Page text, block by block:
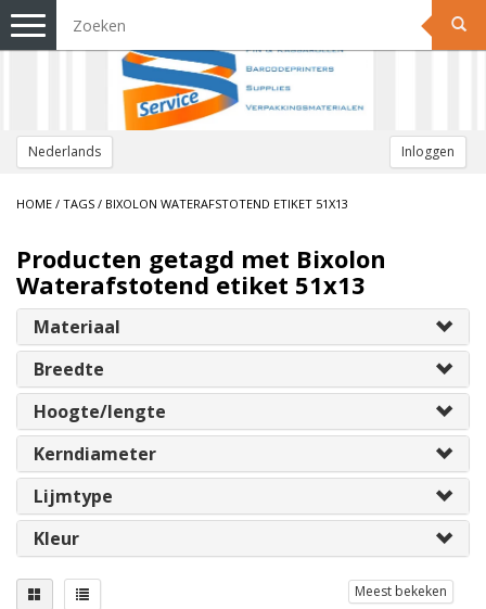
Nederlands Inloggen
Toggle
navigation
HOME / TAGS / BIXOLON WATERAFSTOTEND ETIKET 51X13
Producten getagd met Bixolon
Waterafstotend etiket 51x13
Materiaal
Breedte
Hoogte/lengte
Kerndiameter
Lijmtype
Kleur
Meest bekeken